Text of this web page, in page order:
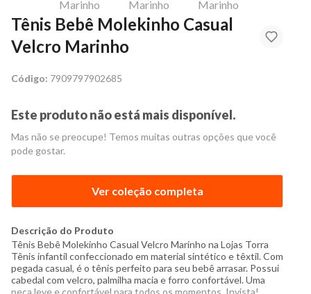
Tênis Bebê Molekinho Casual
Velcro Marinho
Código: 7909797902685
Este produto não está mais disponível.
Mas não se preocupe! Temos muitas outras opções que você
pode gostar.
Ver coleção completa
Descrição do Produto
Tênis Bebê Molekinho Casual Velcro Marinho na Lojas Torra
Tênis infantil confeccionado em material sintético e têxtil. Com
pegada casual, é o tênis perfeito para seu bebê arrasar. Possui
cabedal com velcro, palmilha macia e forro confortável. Uma
peça leve e confortável para todos os momentos. Invista!